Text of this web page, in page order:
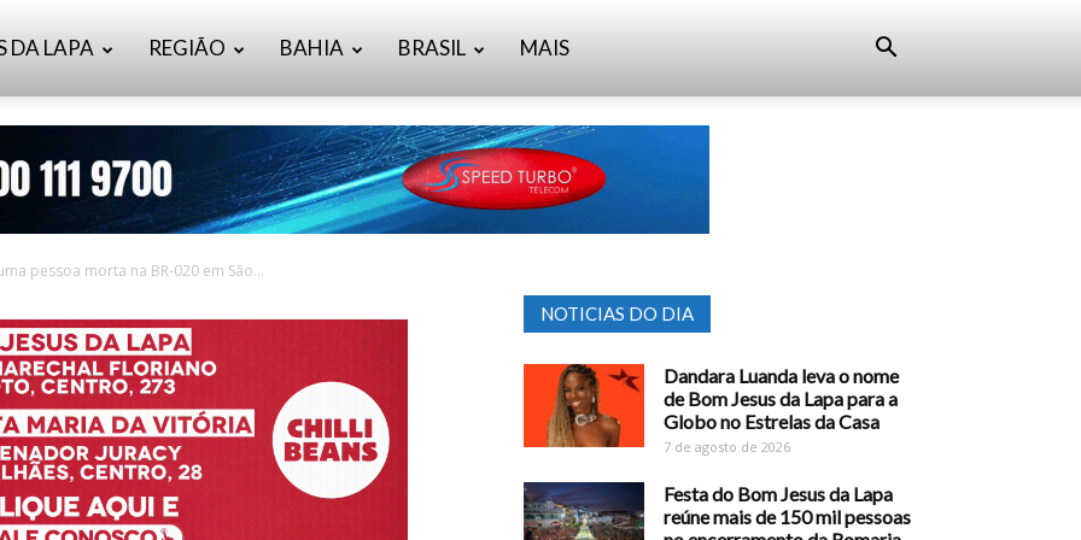
DA LAPA REGIÃO BAHIA BRASIL MAIS
pessoa morta na BR-020 em São...
NOTICIAS DO DIA
Dandara Luanda leva o nome
de Bom Jesus da Lapa para a
Globo no Estrelas da Casa
7 de agosto de 2026
Festa do Bom Jesus da Lapa
reúne mais de 150 mil pessoas